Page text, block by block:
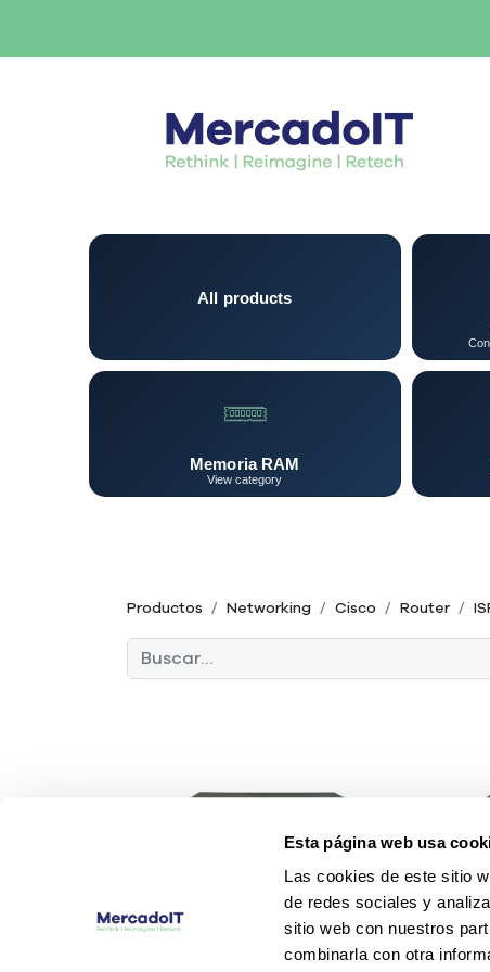
Esta página web usa
Las cookies de este sitio
de redes sociales y
sitio web con nuestros
combinarla con otra
All products
Memoria RAM
View category
Productos Networking Cisco Router